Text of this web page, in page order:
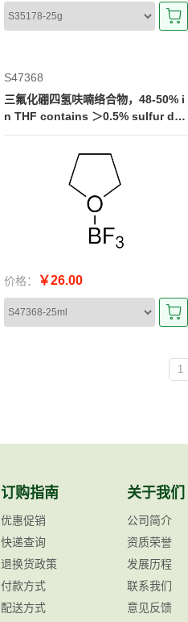
S47368
三氟化硼四氢呋喃络合物，48-50% i
n THF contains ＞0.5% sulfur dio
xide as peroxide formation suppr
价格： ￥26.00
1
订购指南
优惠促销
快递查询
退换货政策
付款方式
配送方式
关于我们
公司简介
资质荣誉
发展历程
联系我们
意见反馈